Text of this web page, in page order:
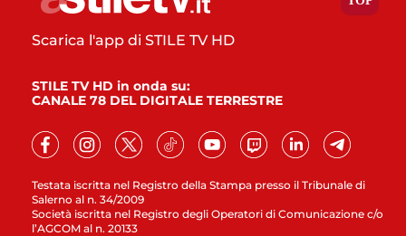
Testata iscritta nel Registro della Stampa presso il Tribunale di
Salerno al n. 34/2009
Società iscritta nel Registro degli Operatori di Comunicazione c/o
l’AGCOM al n. 20133
Scarica l'app di STILE TV HD
STILE TV HD in onda su:
CANALE 78 DEL DIGITALE TERRESTRE